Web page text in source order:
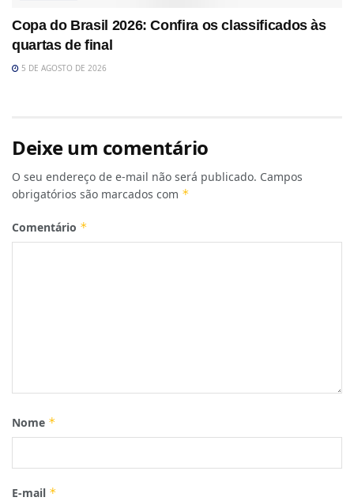
Copa do Brasil 2026: Confira os classificados às
quartas de final
5 DE AGOSTO DE 2026
Deixe um comentário
O seu endereço de e-mail não será publicado. Campos
obrigatórios são marcados com *
Comentário *
Nome *
E-mail *